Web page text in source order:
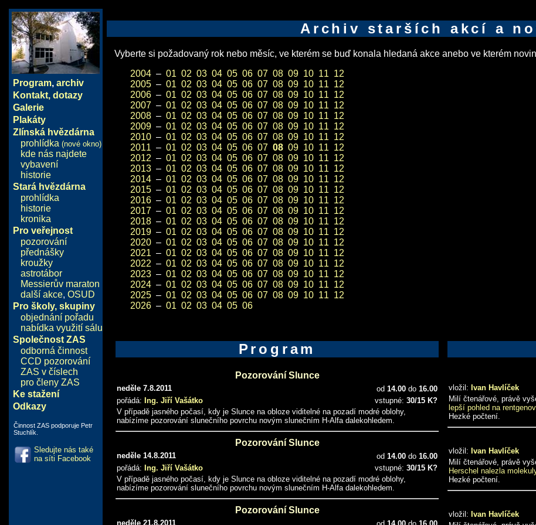
Program, archiv
Kontakt, dotazy
Galerie
Plakáty
Zlínská hvězdárna
prohlídka (nové okno)
kde nás najdete
vybavení
historie
Stará hvězdárna
prohlídka
historie
kronika
Pro veřejnost
pozorování
přednášky
kroužky
astrotábor
Messierův maraton
další akce, OSUD
Pro školy, skupiny
objednání pořadu
nabídka využití sálu
Společnost ZAS
odborná činnost
CCD pozorování
ZAS v číslech
pro členy ZAS
Ke stažení
Odkazy
Činnost ZAS podporuje Petr
Stuchlík.
Sledujte nás také
na síti Facebook
Archiv starších akcí a
Vyberte si požadovaný rok nebo měsíc, ve kterém se buď konala hledaná akce anebo ve kterém
2004 – 01 02 03 04 05 06 07 08 09 10 11 12
2005 – 01 02 03 04 05 06 07 08 09 10 11 12
2006 – 01 02 03 04 05 06 07 08 09 10 11 12
2007 – 01 02 03 04 05 06 07 08 09 10 11 12
2008 – 01 02 03 04 05 06 07 08 09 10 11 12
2009 – 01 02 03 04 05 06 07 08 09 10 11 12
2010 – 01 02 03 04 05 06 07 08 09 10 11 12
2011 – 01 02 03 04 05 06 07 08 09 10 11 12
2012 – 01 02 03 04 05 06 07 08 09 10 11 12
2013 – 01 02 03 04 05 06 07 08 09 10 11 12
2014 – 01 02 03 04 05 06 07 08 09 10 11 12
2015 – 01 02 03 04 05 06 07 08 09 10 11 12
2016 – 01 02 03 04 05 06 07 08 09 10 11 12
2017 – 01 02 03 04 05 06 07 08 09 10 11 12
2018 – 01 02 03 04 05 06 07 08 09 10 11 12
2019 – 01 02 03 04 05 06 07 08 09 10 11 12
2020 – 01 02 03 04 05 06 07 08 09 10 11 12
2021 – 01 02 03 04 05 06 07 08 09 10 11 12
2022 – 01 02 03 04 05 06 07 08 09 10 11 12
2023 – 01 02 03 04 05 06 07 08 09 10 11 12
2024 – 01 02 03 04 05 06 07 08 09 10 11 12
2025 – 01 02 03 04 05 06 07 08 09 10 11 12
2026 – 01 02 03 04 05 06
Program
Pozorování Slunce
neděle 7.8.2011 od 14.00 do 16.00
pořádá: Ing. Jiří Vašátko vstupné: 30/15 K?
V případě jasného počasí, kdy je Slunce na obloze viditelné na pozadí modré oblohy,
nabízíme pozorování slunečního povrchu novým slunečním H-Alfa dalekohledem.
Pozorování Slunce
neděle 14.8.2011 od 14.00 do 16.00
pořádá: Ing. Jiří Vašátko vstupné: 30/15 K?
V případě jasného počasí, kdy je Slunce na obloze viditelné na pozadí modré oblohy,
nabízíme pozorování slunečního povrchu novým slunečním H-Alfa dalekohledem.
Pozorování Slunce
neděle 21.8.2011
vložil: Ivan Havlíček
Milí čtenářové, právě
lepší pohled na
Hezké počtení.
vložil: Ivan Havlíček
Milí čtenářové, právě
Herschel nalezla
Hezké počtení.
vložil: Ivan Havlíček